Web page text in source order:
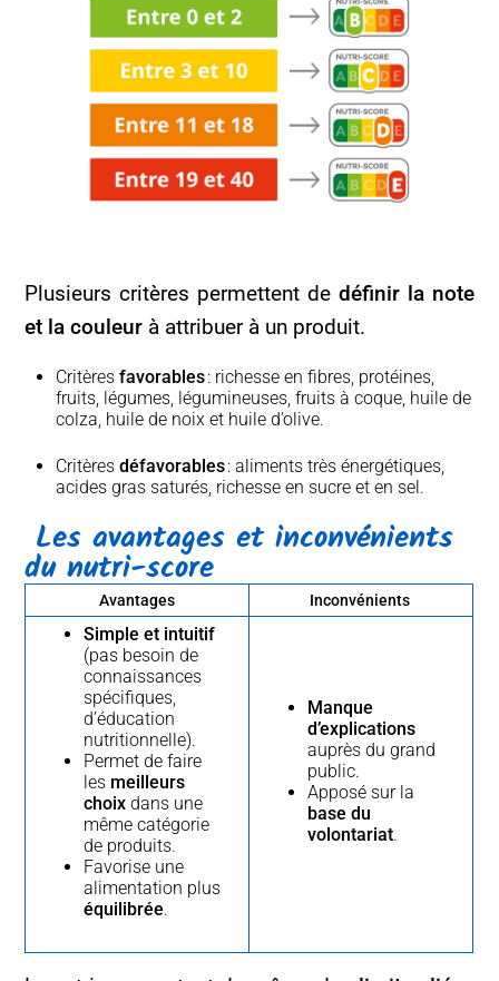
Plusieurs critères permettent de définir la note
et la couleur à attribuer à un produit.
Critèresfavorables: richesse en fibres, protéines,
fruits, légumes, légumineuses, fruits à coque, huile de
colza, huile de noix et huile d’olive.
Critèresdéfavorables: aliments très énergétiques,
acides gras saturés, richesse en sucre et en sel.
Les avantages et inconvénients
du nutri-score
Avantages Inconvénients
Simple et intuitif
(pas besoin de
connaissances
spécifiques,
d’éducation
nutritionnelle).
Permet de faire
les meilleurs
choix dans une
même catégorie
de produits.
Favorise une
alimentation plus
équilibrée.
Manque
d’explications
auprès du grand
public.
Apposé sur la
base du
volontariat.